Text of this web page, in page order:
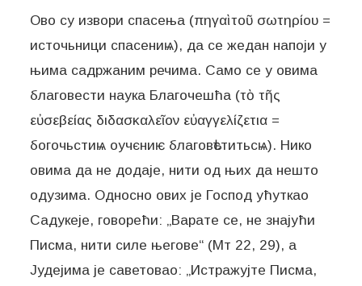
Ово су извори спасења (πηγαὶ τοῦ σωτηρίου =
источьници спасениѩ), да се жедан напоји у
њима садржаним речима. Само се у овима
благовести наука Благочешћа (τὸ τῆς
εὐσεβείας διδασκαλεῖον εὐαγγελίζετια =
богочьстиѩ оучєниѥ благовѣститьсѩ). Нико
овима да не додаје, нити од њих да нешто
одузима. Односно ових је Господ ућуткао
Садукеје, говорећи: „Варате се, не знајући
Писма, нити силе његове“ (Мт 22, 29), а
Јудејима је саветовао: „Истражујте Писма,